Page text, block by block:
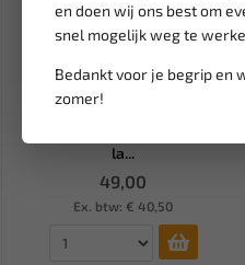
en doen wij ons best om
snel mogelijk weg te
Bedankt voor je begrip en
zomer!
Leverbaar
BOSCH SDS-Top Quadro-X
la...
49,00
Ex. btw: € 40,50